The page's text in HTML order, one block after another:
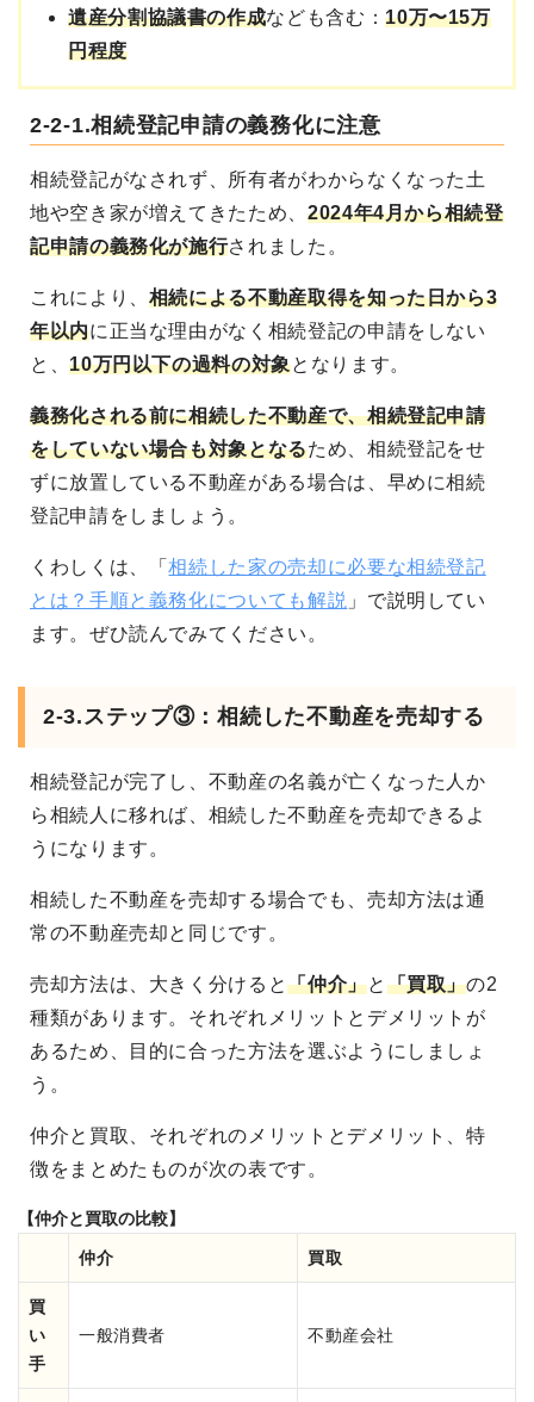
遺産分割協議書の作成なども含む：10万〜15万
円程度
2-2-1.相続登記申請の義務化に注意
相続登記がなされず、所有者がわからなくなった土
地や空き家が増えてきたため、 2024年4月から相続登
記申請の義務化が施行されました。
これにより、 相続による不動産取得を知った日から3
年以内に正当な理由がなく相続登記の申請をしない
と、10万円以下の過料の対象となります。
義務化される前に相続した不動産で、相続登記申請
をしていない場合も対象となるため、相続登記をせ
ずに放置している不動産がある場合は、早めに相続
登記申請をしましょう。
くわしくは、「相続した家の売却に必要な相続登記
とは？手順と義務化についても解説 」で説明してい
ます。ぜひ読んでみてください。
2-3.ステップ③：相続した不動産を売却する
相続登記が完了し、不動産の名義が亡くなった人か
ら相続人に移れば、相続した不動産を売却できるよ
うになります。
相続した不動産を売却する場合でも、売却方法は通
常の不動産売却と同じです。
売却方法は、大きく分けると「仲介」と 「買取」の2
種類があります。それぞれメリットとデメリットが
あるため、目的に合った方法を選ぶようにしましょ
う。
仲介と買取、それぞれのメリットとデメリット、特
徴をまとめたものが次の表です。
【仲介と買取の比較】
仲介 買取
買
い
手
一般消費者 不動産会社